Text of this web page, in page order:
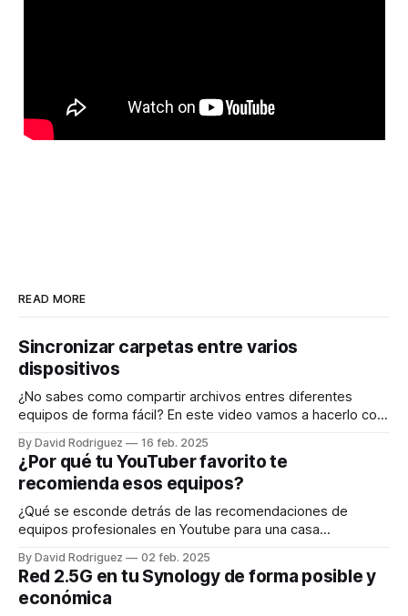
READ MORE
Sincronizar carpetas entre varios
dispositivos
¿No sabes como compartir archivos entres diferentes
equipos de forma fácil? En este video vamos a hacerlo con
nas, aunque el funcionamiento es muy similar en cualquier
plataforma, excepto en iOS que no existe syncthing, es
decir, funciona en Nas, por docker,
By David Rodriguez 16 feb. 2025
¿Por qué tu YouTuber favorito te
recomienda esos equipos?
¿Qué se esconde detrás de las recomendaciones de
equipos profesionales en Youtube para una casa
equipos que sustituyen a un router de operadora. ¿Cómo
funciona un equipo de operadora? Normalmente llevan ONT
integrada. La ONT es como el traductor
By David Rodriguez 02 feb. 2025
Red 2.5G en tu Synology de forma posible y
económica